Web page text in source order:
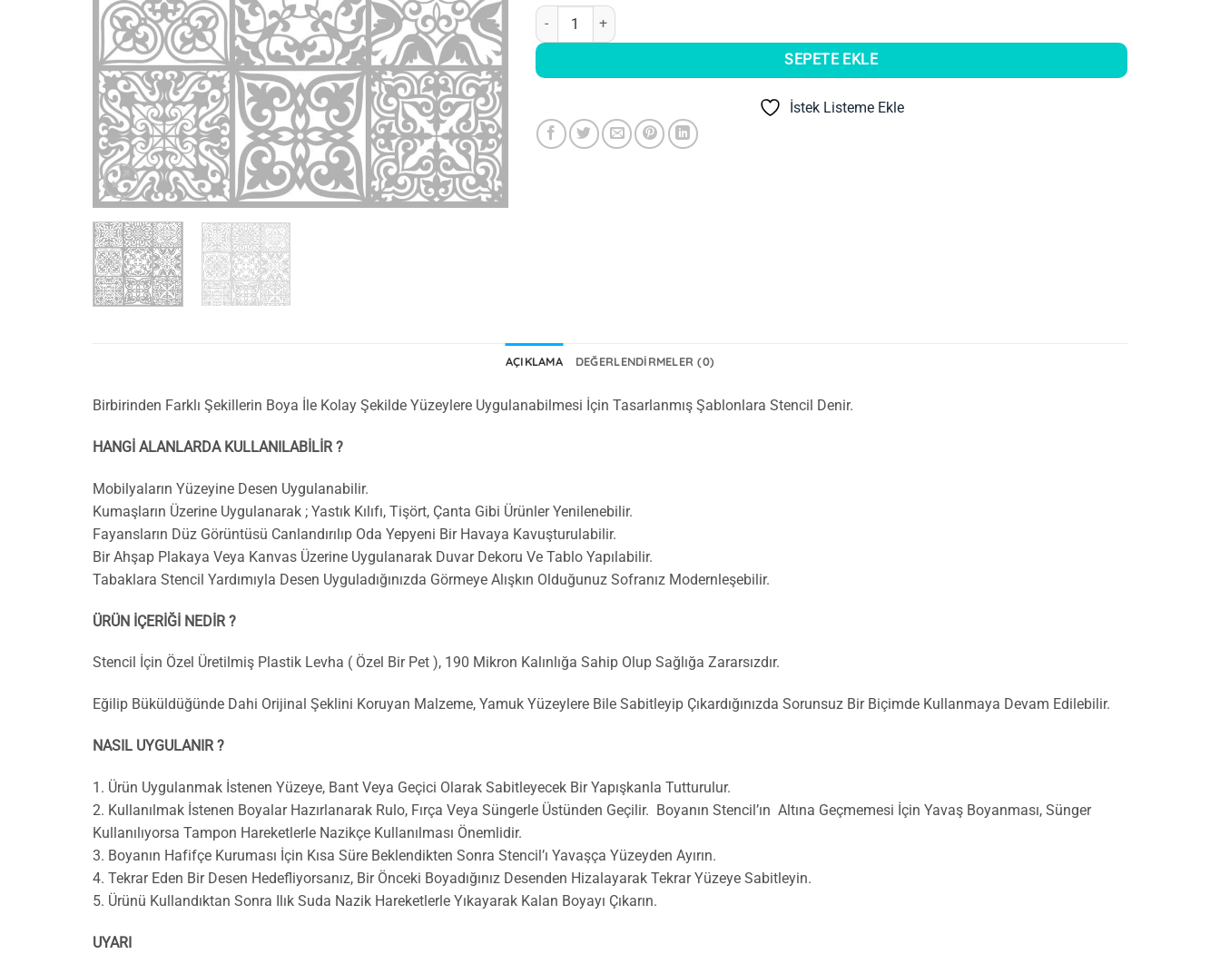
Boya Avcıları Ba 005 Stencil 70 x 70 Cm adet
SEPETE EKLE
İstek Listeme Ekle
AÇIKLAMA DEĞERLENDIRMELER (0)
Birbirinden Farklı Şekillerin Boya İle Kolay Şekilde Yüzeylere Uygulanabilmesi İçin Tasarlanmış Şablonlara Stencil Denir.
HANGİ ALANLARDA KULLANILABİLİR ?
Mobilyaların Yüzeyine Desen Uygulanabilir.
Kumaşların Üzerine Uygulanarak ; Yastık Kılıfı, Tişört, Çanta Gibi Ürünler Yenilenebilir.
Fayansların Düz Görüntüsü Canlandırılıp Oda Yepyeni Bir Havaya Kavuşturulabilir.
Bir Ahşap Plakaya Veya Kanvas Üzerine Uygulanarak Duvar Dekoru Ve Tablo Yapılabilir.
Tabaklara Stencil Yardımıyla Desen Uyguladığınızda Görmeye Alışkın Olduğunuz Sofranız Modernleşebilir.
ÜRÜN İÇERİĞİ NEDİR ?
Stencil İçin Özel Üretilmiş Plastik Levha ( Özel Bir Pet ), 190 Mikron Kalınlığa Sahip Olup Sağlığa Zararsızdır.
Eğilip Büküldüğünde Dahi Orijinal Şeklini Koruyan Malzeme, Yamuk Yüzeylere Bile Sabitleyip Çıkardığınızda Sorunsuz Bir Biçimde Kullanmaya Devam Edilebilir.
NASIL UYGULANIR ?
1. Ürün Uygulanmak İstenen Yüzeye, Bant Veya Geçici Olarak Sabitleyecek Bir Yapışkanla Tutturulur.
2. Kullanılmak İstenen Boyalar Hazırlanarak Rulo, Fırça Veya Süngerle Üstünden Geçilir. Boyanın Stencil’ın Altına Geçmemesi İçin Yavaş Boyanması, Sünger
Kullanılıyorsa Tampon Hareketlerle Nazikçe Kullanılması Önemlidir.
3. Boyanın Hafifçe Kuruması İçin Kısa Süre Beklendikten Sonra Stencil’ı Yavaşça Yüzeyden Ayırın.
4. Tekrar Eden Bir Desen Hedefliyorsanız, Bir Önceki Boyadığınız Desenden Hizalayarak Tekrar Yüzeye Sabitleyin.
5. Ürünü Kullandıktan Sonra Ilık Suda Nazik Hareketlerle Yıkayarak Kalan Boyayı Çıkarın.
UYARI